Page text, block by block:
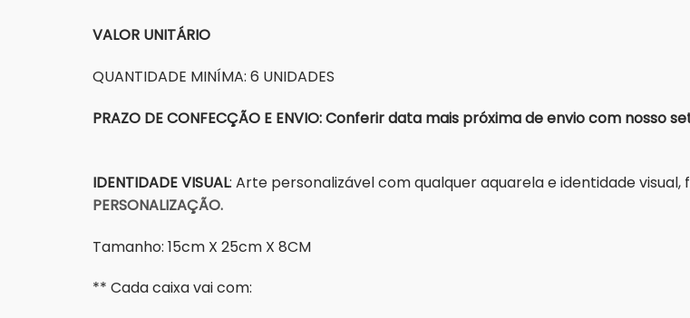
VALOR UNITÁRIO
QUANTIDADE MINÍMA: 6 UNIDADES
PRAZO DE CONFECÇÃO E ENVIO: Conferir data mais próxima de envio com
IDENTIDADE VISUAL: Arte personalizável com qualquer aquarela e identidade
PERSONALIZAÇÃO.
Tamanho: 15cm X 25cm X 8CM
** Cada caixa vai com: